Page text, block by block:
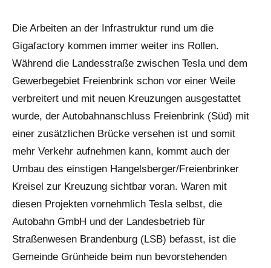
Die Arbeiten an der Infrastruktur rund um die
Gigafactory kommen immer weiter ins Rollen.
Während die Landesstraße zwischen Tesla und dem
Gewerbegebiet Freienbrink schon vor einer Weile
verbreitert und mit neuen Kreuzungen ausgestattet
wurde, der Autobahnanschluss Freienbrink (Süd) mit
einer zusätzlichen Brücke versehen ist und somit
mehr Verkehr aufnehmen kann, kommt auch der
Umbau des einstigen Hangelsberger/Freienbrinker
Kreisel zur Kreuzung sichtbar voran. Waren mit
diesen Projekten vornehmlich Tesla selbst, die
Autobahn GmbH und der Landesbetrieb für
Straßenwesen Brandenburg (LSB) befasst, ist die
Gemeinde Grünheide beim nun bevorstehenden